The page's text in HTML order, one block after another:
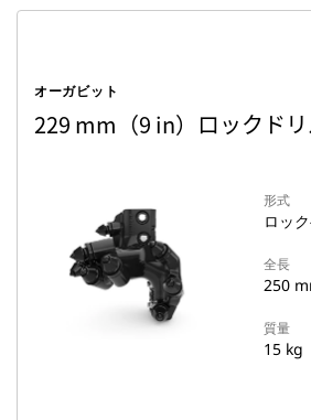
オーガビット
229 mm（9 in）ロックド
形式
ロッ
全長
250
質量
15 kg